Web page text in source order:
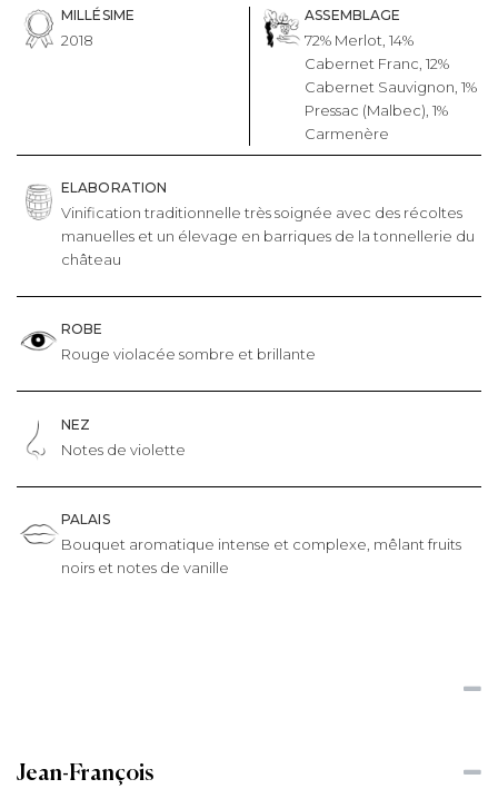
MILLÉSIME
2018
ASSEMBLAGE
72% Merlot, 14%
Cabernet Franc, 12%
Cabernet Sauvignon, 1%
Pressac (Malbec), 1%
Carmenère
ELABORATION
Vinification traditionnelle très soignée avec des récoltes
manuelles et un élevage en barriques de la tonnellerie du
château
ROBE
Rouge violacée sombre et brillante
NEZ
Notes de violette
PALAIS
Bouquet aromatique intense et complexe, mêlant fruits
noirs et notes de vanille
Jean-François